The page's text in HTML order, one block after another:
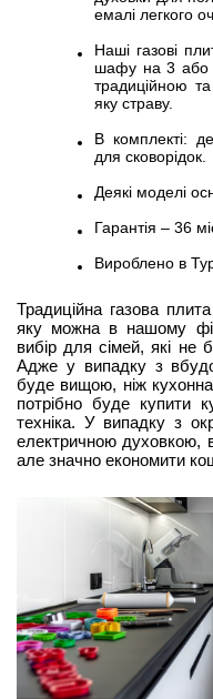
емалі легкого
Наші газові
шафу на 3 або
традиційною
яку страву.
В комплекті:
для сковорідок.
Деякі моделі
Гарантія – 36
Вироблено в
Традиційна газова
яку можна в нашому
вибір для сімей, які не
Адже у випадку з
буде вищою, ніж
потрібно буде купити
техніка. У випадку з
електричною духовкою,
але значно економити